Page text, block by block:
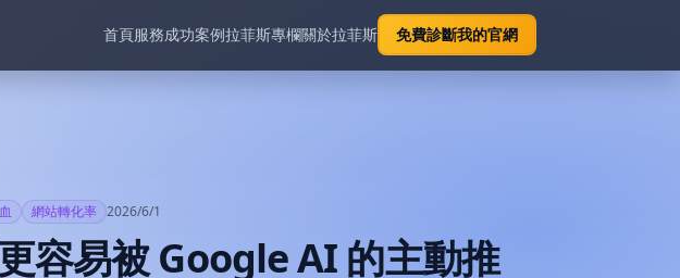
首頁服務成功案例拉菲斯專欄關於拉菲斯 免費診斷我的官網
網站轉化率 2026/6/1
容易被 Google AI 的主動推